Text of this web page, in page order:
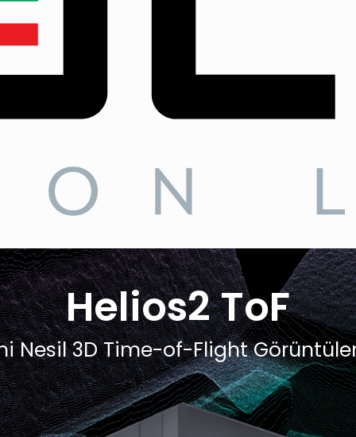
Helios2 ToF
Nesil 3D Time-of-Flight